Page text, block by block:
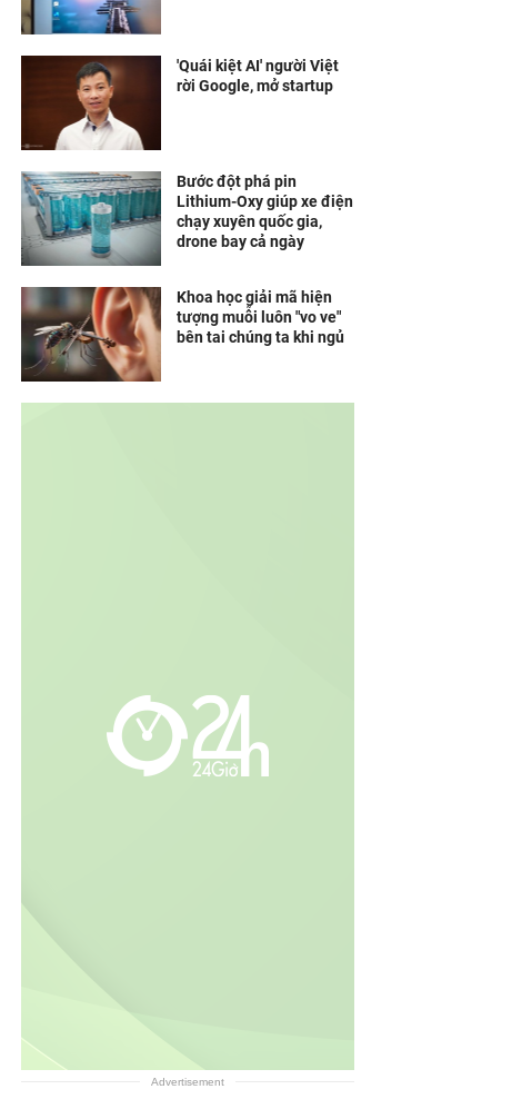
'Quái kiệt AI' người Việt
rời Google, mở startup
Bước đột phá pin
Lithium-Oxy giúp xe điện
chạy xuyên quốc gia,
drone bay cả ngày
Khoa học giải mã hiện
tượng muỗi luôn "vo ve"
bên tai chúng ta khi ngủ
Advertisement